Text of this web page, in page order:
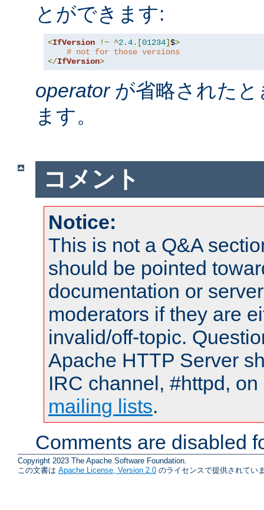
とができます:
<IfVersion !~ ^2.4.[01234]$>
# not for those versions
</IfVersion>
operatorが省略された
ます。
コメント
Notice:
This is not a Q&A
should be pointed
documentation or
moderators if they are
invalid/off-topic.
Apache HTTP Server
IRC channel, #httpd,
mailing lists.
Comments are disabled
Copyright 2023 The Apache Software Foundation.
この文書は Apache License, Version 2.0 のライセンスで提供されてい